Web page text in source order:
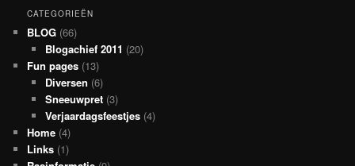
CATEGORIEËN
BLOG (66)
Blogachief 2011 (20)
Fun pages (13)
Diversen (6)
Sneeuwpret(3)
Verjaardagsfeestjes(4)
Home (4)
Links (1)